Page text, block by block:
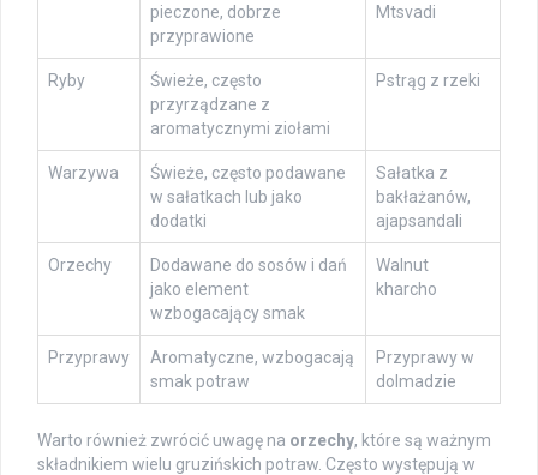
pieczone, dobrze
przyprawione
Mtsvadi
Ryby
Świeże, często
przyrządzane z
aromatycznymi ziołami
Pstrąg z rzeki
Warzywa
Świeże, często podawane
w sałatkach lub jako
dodatki
Sałatka z
bakłażanów,
ajapsandali
Orzechy
Dodawane do sosów i dań
jako element
wzbogacający smak
Walnut
kharcho
Przyprawy
Aromatyczne, wzbogacają
smak potraw
Przyprawy w
dolmadzie
Warto również zwrócić uwagę na orzechy, które są ważnym
składnikiem wielu gruzińskich potraw. Często występują w